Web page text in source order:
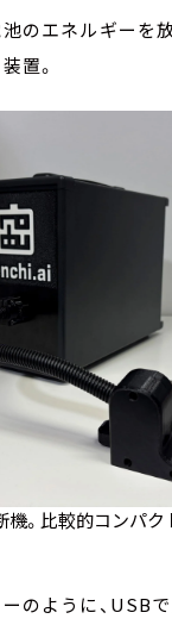
のエネルギーを
置。
機。比較的コンパ
のように、USB